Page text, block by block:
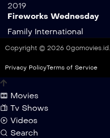
2019
Fireworks Wednesday
Family International
Copyright © 2026
Privacy PolicyTerms of Service
Movies
Tv Shows
Videos
Search